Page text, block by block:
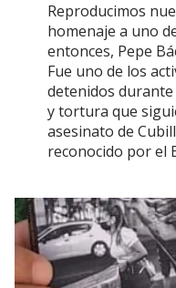
Reproducimos
homenaje a uno
entonces, Pepe
Fue uno de los
detenidos
y tortura que
asesinato de
reconocido por el